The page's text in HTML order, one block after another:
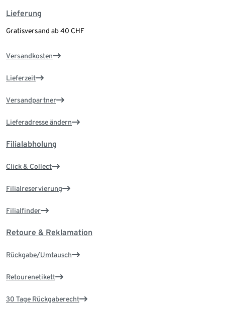
Lieferung
Gratisversand ab 40 CHF
Versandkosten
Lieferzeit
Versandpartner
Lieferadresse ändern
Filialabholung
Click & Collect
Filialreservierung
Filialfinder
Retoure & Reklamation
Rückgabe/Umtausch
Retourenetikett
30 Tage Rückgaberecht